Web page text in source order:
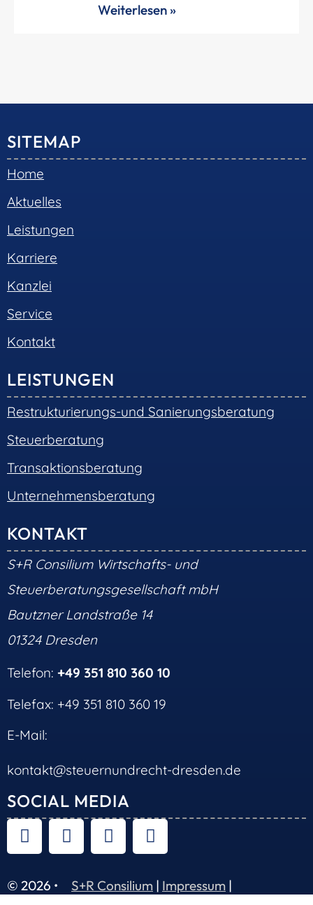
Weiterlesen »
SITEMAP
Home
Aktuelles
Leistungen
Karriere
Kanzlei
Service
Kontakt
LEISTUNGEN
Restrukturierungs-und Sanierungsberatung
Steuerberatung
Transaktionsberatung
Unternehmensberatung
KONTAKT
S+R Consilium Wirtschafts- und
Steuerberatungsgesellschaft mbH
Bautzner Landstraße 14
01324 Dresden
Telefon: +49 351 810 360 10
Telefax: +49 351 810 360 19
E-Mail:
kontakt@steuernundrecht-dresden.de
SOCIAL MEDIA
© 2026 • S+R Consilium | Impressum |